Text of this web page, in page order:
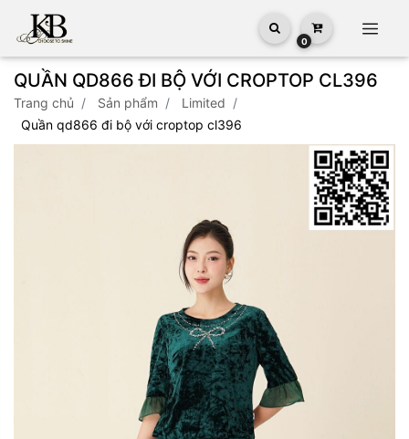
0
QUẦN QD866 ĐI BỘ VỚI CROPTOP CL396
trang chủ sản phẩm
limited
quần qd866 đi bộ với croptop cl396